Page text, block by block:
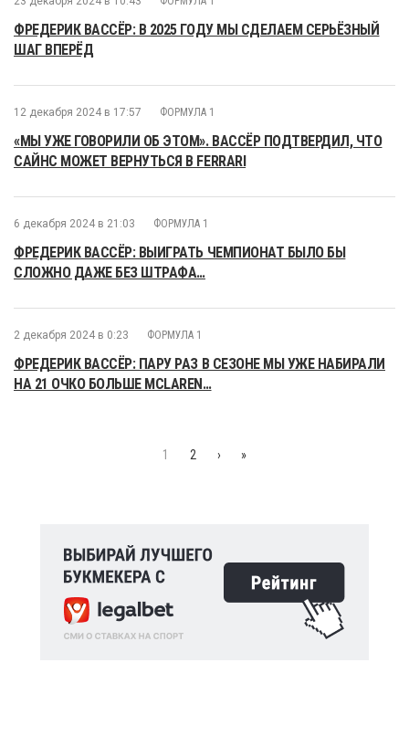
ФРЕДЕРИК ВАССЁР: В 2025 ГОДУ МЫ СДЕЛАЕМ СЕРЬЁЗНЫЙ
ШАГ ВПЕРЁД
12 декабря 2024 в 17:57 ФОРМУЛА 1
«МЫ УЖЕ ГОВОРИЛИ ОБ ЭТОМ». ВАССЁР ПОДТВЕРДИЛ, ЧТО
САЙНС МОЖЕТ ВЕРНУТЬСЯ В FERRARI
6 декабря 2024 в 21:03 ФОРМУЛА 1
ФРЕДЕРИК ВАССЁР: ВЫИГРАТЬ ЧЕМПИОНАТ БЫЛО БЫ
СЛОЖНО ДАЖЕ БЕЗ ШТРАФА…
2 декабря 2024 в 0:23 ФОРМУЛА 1
ФРЕДЕРИК ВАССЁР: ПАРУ РАЗ В СЕЗОНЕ МЫ УЖЕ НАБИРАЛИ
НА 21 ОЧКО БОЛЬШЕ MCLAREN…
1 2 › »